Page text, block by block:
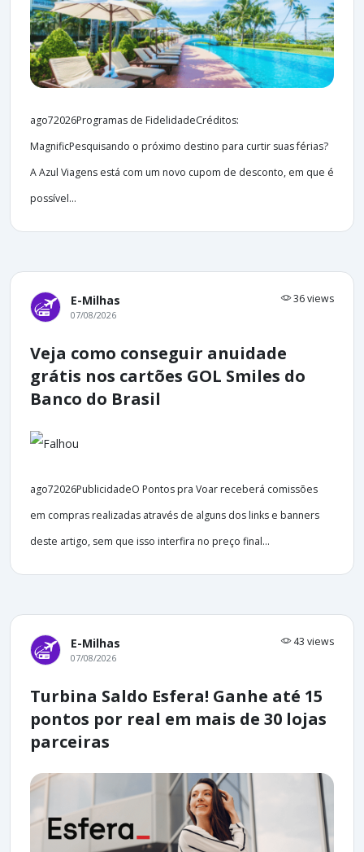
ago72026Programas de FidelidadeCréditos:
MagnificPesquisando o próximo destino para curtir suas férias?
A Azul Viagens está com um novo cupom de desconto, em que é
possível...
E-Milhas 36 views
07/08/2026
Veja como conseguir anuidade
grátis nos cartões GOL Smiles do
Banco do Brasil
ago72026PublicidadeO Pontos pra Voar receberá comissões
em compras realizadas através de alguns dos links e banners
deste artigo, sem que isso interfira no preço final...
E-Milhas 43 views
07/08/2026
Turbina Saldo Esfera! Ganhe até 15
pontos por real em mais de 30 lojas
parceiras